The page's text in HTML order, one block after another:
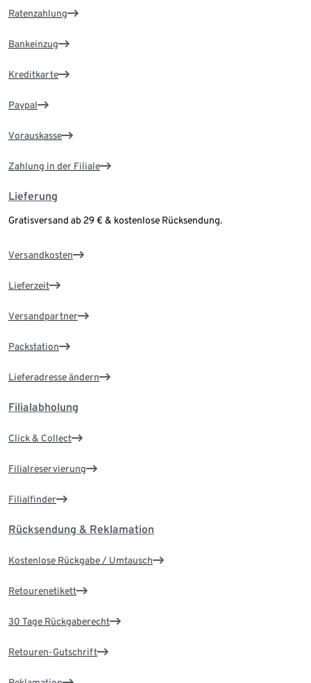
Ratenzahlung
Bankeinzug
Kreditkarte
Paypal
Vorauskasse
Zahlung in der Filiale
Lieferung
Gratisversand ab 29 € & kostenlose Rücksendung.
Versandkosten
Lieferzeit
Versandpartner
Packstation
Lieferadresse ändern
Filialabholung
Click & Collect
Filialreservierung
Filialfinder
Rücksendung & Reklamation
Kostenlose Rückgabe / Umtausch
Retourenetikett
30 Tage Rückgaberecht
Retouren-Gutschrift